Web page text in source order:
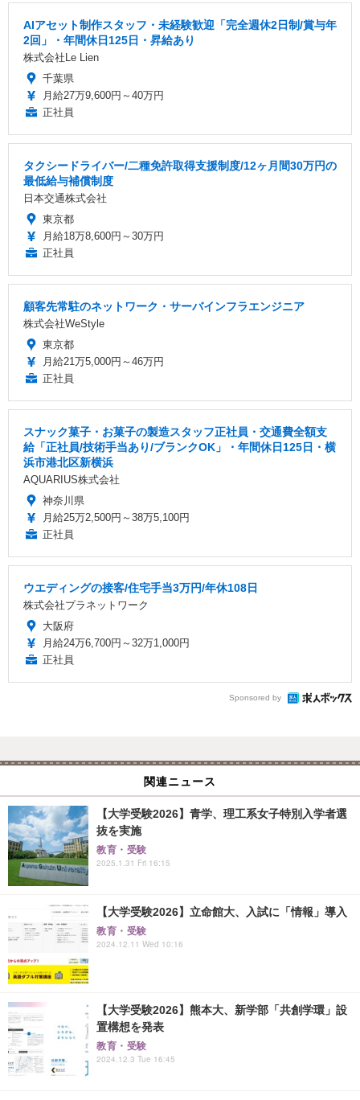
AIアセット制作スタッフ・未経験歓迎「完全週休2日制/賞与年
2回」・年間休日125日・昇給あり
株式会社Le Lien
千葉県
月給27万9,600円～40万円
正社員
タクシードライバー/二種免許取得支援制度/12ヶ月間30万円の
最低給与補償制度
日本交通株式会社
東京都
月給18万8,600円～30万円
正社員
顧客先常駐のネットワーク・サーバインフラエンジニア
株式会社WeStyle
東京都
月給21万5,000円～46万円
正社員
スナック菓子・お菓子の製造スタッフ正社員・交通費全額支
給「正社員/技術手当あり/ブランクOK」・年間休日125日・横
浜市港北区新横浜
AQUARIUS株式会社
神奈川県
月給25万2,500円～38万5,100円
正社員
ウエディングの接客/住宅手当3万円/年休108日
株式会社プラネットワーク
大阪府
月給24万6,700円～32万1,000円
正社員
Sponsored by
関連ニュース
【大学受験2026】青学、理工系女子特別入学者選
抜を実施
教育・受験
2025.1.31 Fri 16:15
【大学受験2026】立命館大、入試に「情報」導入
教育・受験
2024.12.11 Wed 10:16
【大学受験2026】熊本大、新学部「共創学環」設
置構想を発表
教育・受験
2024.12.3 Tue 16:45